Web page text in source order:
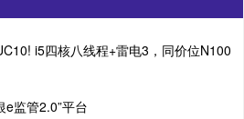
i5四核八线程+雷电3，同价位N100
e监管2.0”平台